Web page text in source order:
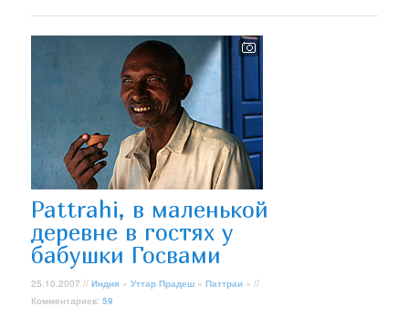
Pattrahi, в маленькой
деревне в гостях у
бабушки Госвами
25.10.2007 //Индия »Уттар Прадеш »Паттраи » //
Комментариев:59